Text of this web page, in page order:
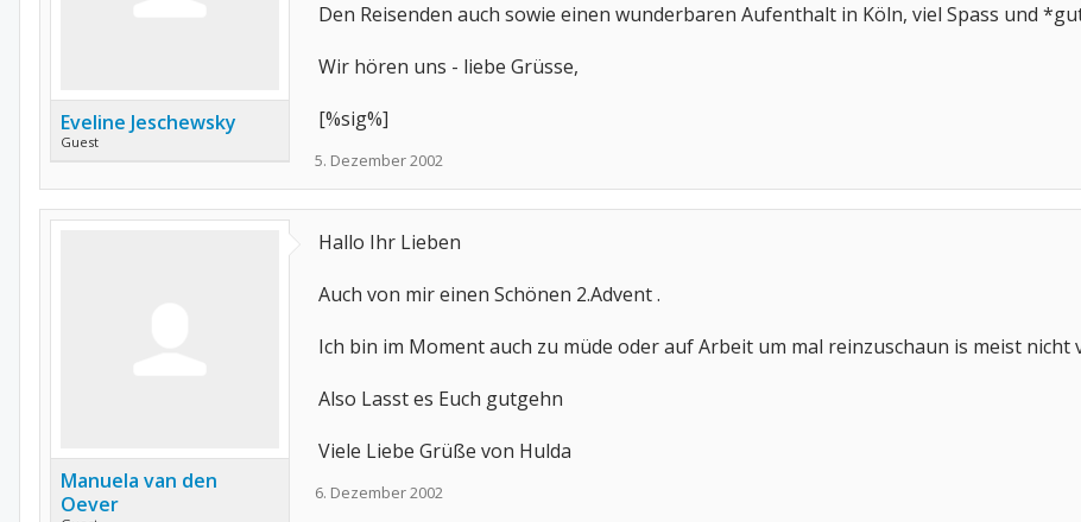
Eveline Jeschewsky
Guest
Den Reisenden auch sowie einen wunderbaren Aufenthalt in Köln, viel Spass und
Wir hören uns - liebe Grüsse,
[%sig%]
5. Dezember 2002
Manuela van den
Oever
Hallo Ihr Lieben
Auch von mir einen Schönen 2.Advent .
Ich bin im Moment auch zu müde oder auf Arbeit um mal reinzuschaun is meist nicht
Also Lasst es Euch gutgehn
Viele Liebe Grüße von Hulda
6. Dezember 2002